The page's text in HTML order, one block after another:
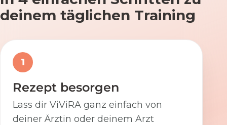
deinem täglichen Training
1
Rezept besorgen
Lass dir ViViRA ganz einfach von
deiner Ärztin oder deinem Arzt